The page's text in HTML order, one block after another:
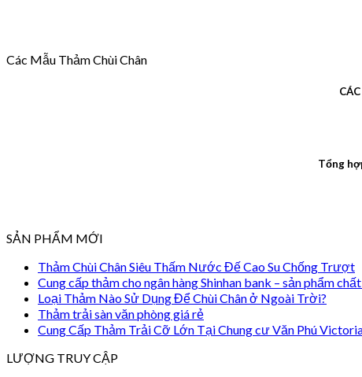
Các Mẫu Thảm Chùi Chân
Tổng
SẢN PHẨM MỚI
Thảm Chùi Chân Siêu Thấm Nước Đế Cao Su Chống Trượt
Cung cấp thảm cho ngân hàng Shinhan bank – sản phẩm
Loại Thảm Nào Sử Dụng Để Chùi Chân ở Ngoài Trời?
Thảm trải sàn văn phòng giá rẻ
Cung Cấp Thảm Trải Cỡ Lớn Tại Chung cư Văn Phú
LƯỢNG TRUY CẬP